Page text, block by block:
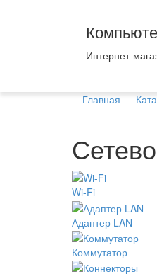
Интернет-
Главная —
Wi-Fi
Адаптер LAN
Коммутатор